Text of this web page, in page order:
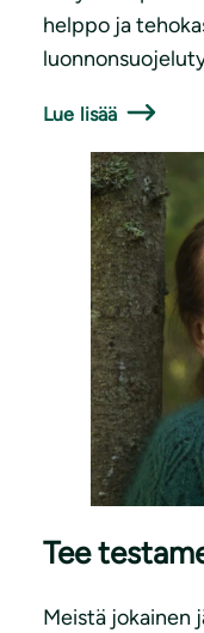
helppo ja
Lue lisää
Tee
Meistä jokainen